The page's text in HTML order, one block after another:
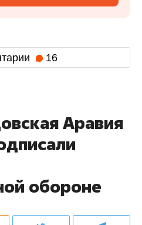
16
Аравия
обороне